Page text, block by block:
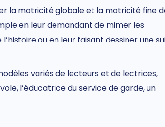
la motricité globale et la motricité fine
en leur demandant de mimer les
ou en leur faisant dessiner une
variés de lecteurs et de lectrices,
l’éducatrice du service de garde, un